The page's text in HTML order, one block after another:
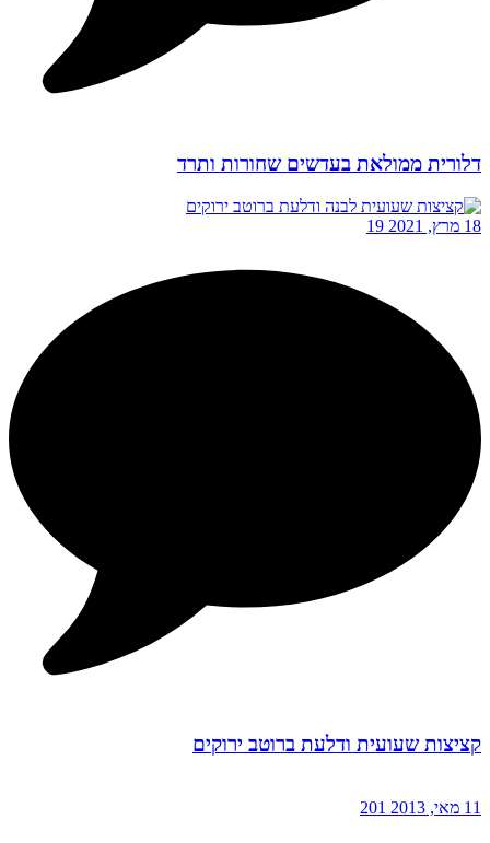
דלורית ממולאת בעדשים שחורות ותרד
18 מרץ, 2021 19
קציצות שעועית ודלעת ברוטב ירוקים
11 מאי, 2013 201